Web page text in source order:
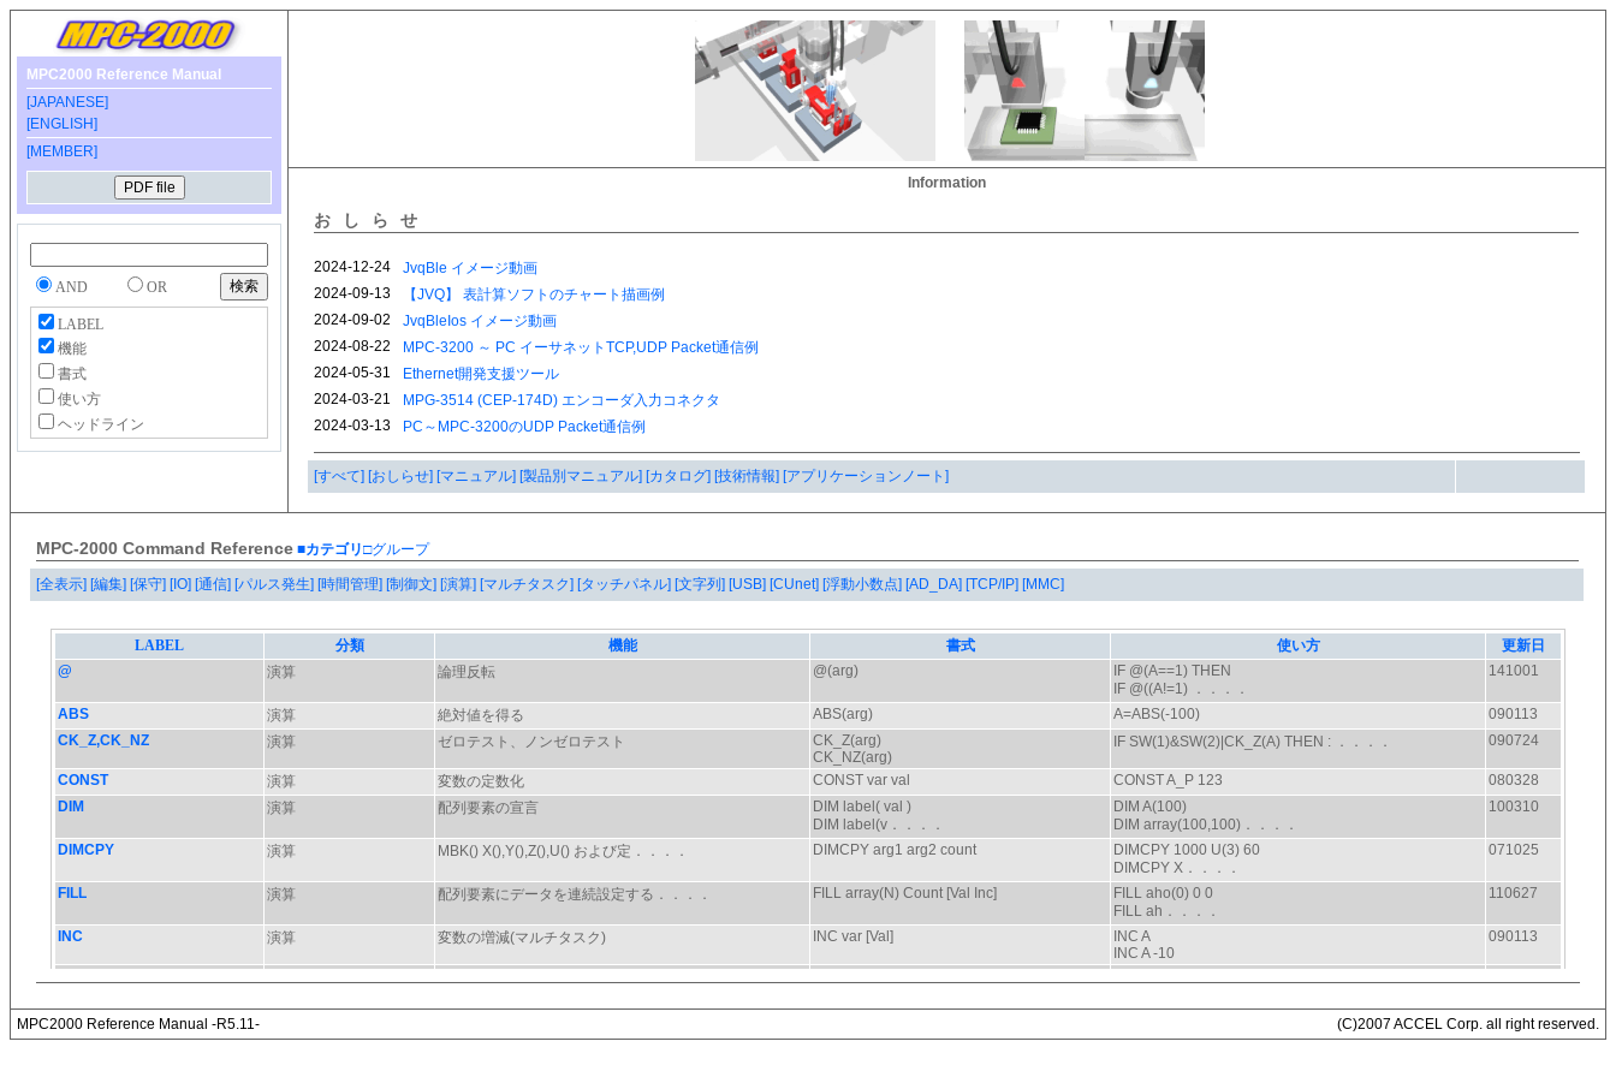
MPC2000 Reference Manual
[JAPANESE]
[ENGLISH]
[MEMBER]
AND OR
LABEL
機能
書式
使い方
ヘッドライン
Information
おしらせ
[すべて] [おしらせ] [マニュアル] [製品別マニュアル] [カタログ] [技術情報] [アプリケーションノート]
MPC-2000 Command Reference ■カテゴリ□グループ
[全表示] [編集] [保守] [IO] [通信] [パルス発生] [時間管理] [制御文] [演算] [マルチタスク] [タッチパネル] [文字列] [USB] [CUnet] [浮動小数点] [AD_DA] [TCP/IP] [MMC]
MPC2000 Reference Manual -R5.11- (C)2007 ACCEL Corp. all right reserved.